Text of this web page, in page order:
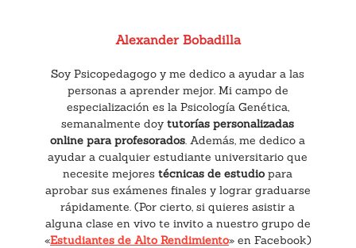
Alexander Bobadilla
Soy Psicopedagogo y me dedico a ayudar a las
personas a aprender mejor. Mi campo de
especialización es la Psicología Genética,
semanalmente doytutorías personalizadas
online para profesorados . Además, me dedico a
ayudar a cualquier estudiante universitario que
necesite mejores técnicas de estudio para
aprobar sus exámenes finales y lograr graduarse
rápidamente. (Por cierto, si quieres asistir a
alguna clase en vivo te invito a nuestro grupo de
«Estudiantes de Alto Rendimiento» en Facebook)